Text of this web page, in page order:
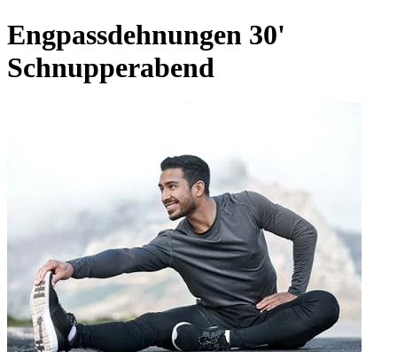
Engpassdehnungen 30'
Schnupperabend